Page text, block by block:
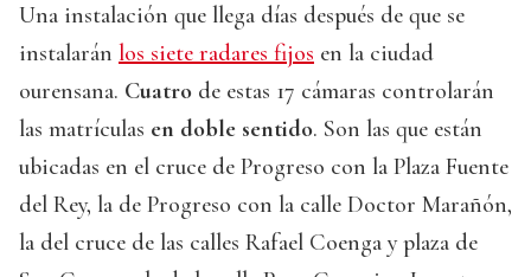
Una instalación que llega días después de que se
instalarán los siete radares fijos en la ciudad
ourensana. Cuatro de estas 17 cámaras controlarán
las matrículas en doble sentido. Son las que están
ubicadas en el cruce de Progreso con la Plaza Fuente
del Rey, la de Progreso con la calle Doctor Marañón,
la del cruce de las calles Rafael Coenga y plaza de